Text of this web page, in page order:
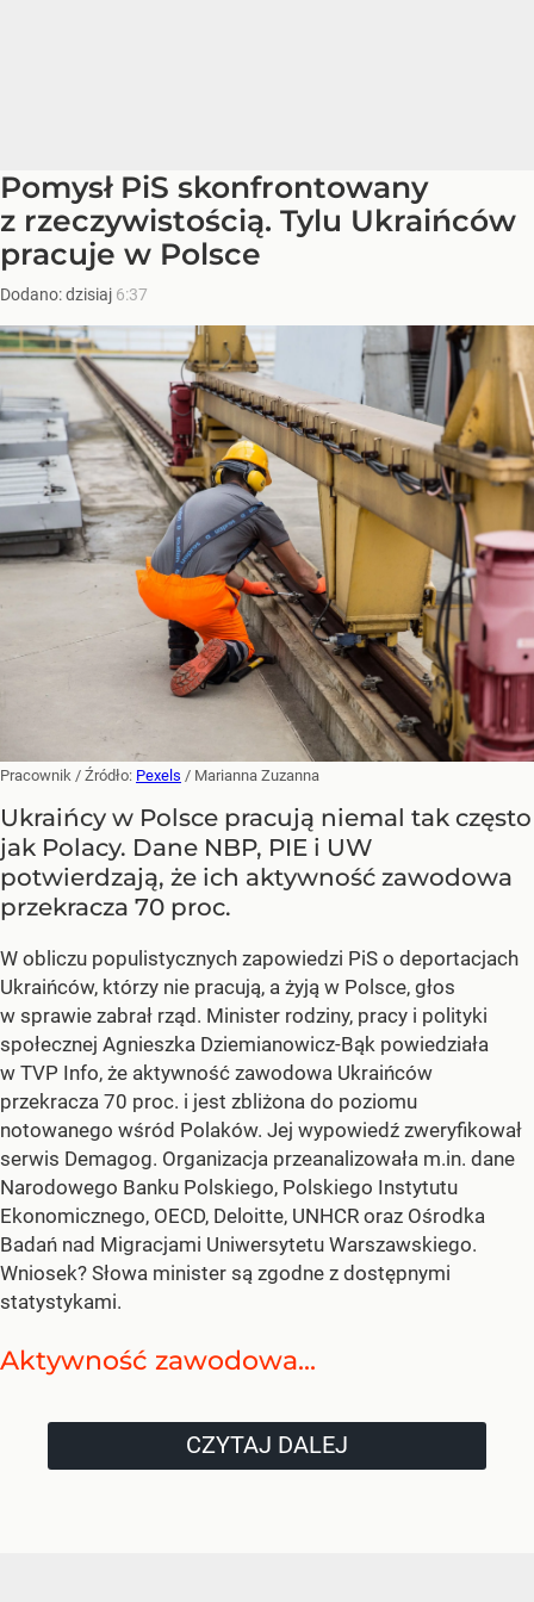
Pomysł PiS skonfrontowany
z rzeczywistością. Tylu Ukraińców
pracuje w Polsce
Dodano:dzisiaj 6:37
Pracownik / Źródło: Pexels / Marianna Zuzanna
Ukraińcy w Polsce pracują niemal tak często
jak Polacy. Dane NBP, PIE i UW
potwierdzają, że ich aktywność zawodowa
przekracza 70 proc.
W obliczu populistycznych zapowiedzi PiS o deportacjach
Ukraińców, którzy nie pracują, a żyją w Polsce, głos
w sprawie zabrał rząd. Minister rodziny, pracy i polityki
społecznej Agnieszka Dziemianowicz-Bąk powiedziała
w TVP Info, że aktywność zawodowa Ukraińców
przekracza 70 proc. i jest zbliżona do poziomu
notowanego wśród Polaków. Jej wypowiedź zweryfikował
serwis Demagog. Organizacja przeanalizowała m.in. dane
Narodowego Banku Polskiego, Polskiego Instytutu
Ekonomicznego, OECD, Deloitte, UNHCR oraz Ośrodka
Badań nad Migracjami Uniwersytetu Warszawskiego.
Wniosek? Słowa minister są zgodne z dostępnymi
statystykami.
Aktywność zawodowa...
CZYTAJ DALEJ